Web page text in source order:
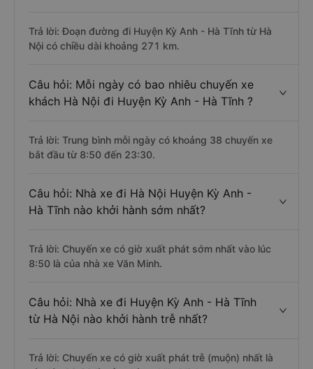
Trả lời: Đoạn đường đi Huyện Kỳ Anh - Hà Tĩnh từ Hà
Nội có chiều dài khoảng 271 km.
Câu hỏi: Mỗi ngày có bao nhiêu chuyến xe
khách Hà Nội đi Huyện Kỳ Anh - Hà Tĩnh ?
Trả lời: Trung bình mỗi ngày có khoảng 38 chuyến xe
bắt đầu từ 8:50 đến 23:30.
Câu hỏi: Nhà xe đi Hà Nội Huyện Kỳ Anh -
Hà Tĩnh nào khởi hành sớm nhất?
Trả lời: Chuyến xe có giờ xuất phát sớm nhất vào lúc
8:50 là của nhà xe Văn Minh.
Câu hỏi: Nhà xe đi Huyện Kỳ Anh - Hà Tĩnh
từ Hà Nội nào khởi hành trễ nhất?
Trả lời: Chuyến xe có giờ xuất phát trễ (muộn) nhất là